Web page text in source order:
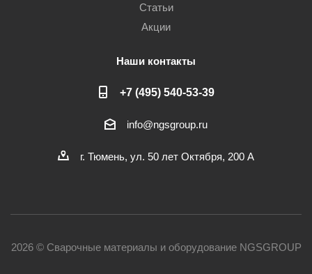
Статьи
Акции
Наши контакты
+7 (495) 540-53-39
info@ngsgroup.ru
г. Тюмень, ул. 50 лет Октября, 200 А
2026 © Сварочные материалы и оборудование NGSGROUP